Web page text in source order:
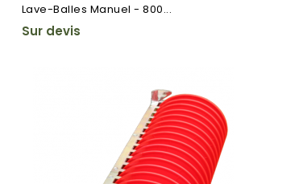
Lave-Balles Manuel - 800...
Sur devis